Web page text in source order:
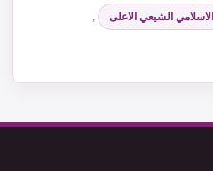
الشيعي الاعلى ,